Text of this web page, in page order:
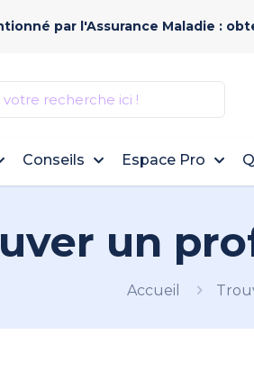
par l'Assurance Maladie :
Conseils Espace Pro
un
Accueil